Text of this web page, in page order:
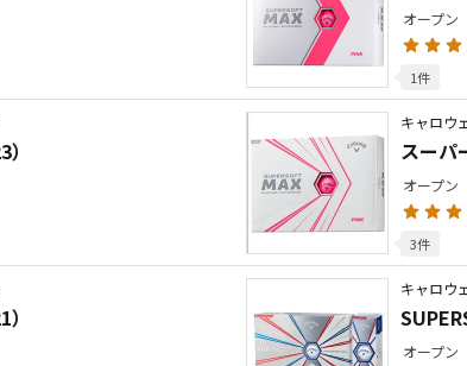
オープン
1件
キャロウ
スーパ
オープン
3件
キャロウ
オープン